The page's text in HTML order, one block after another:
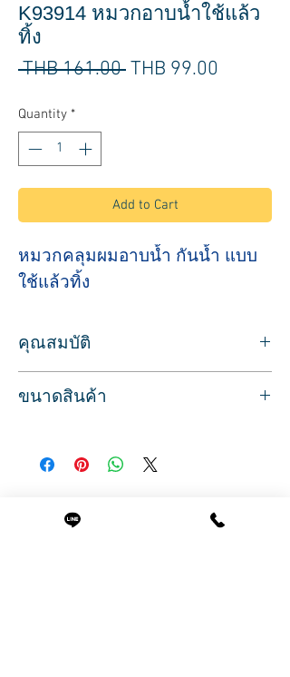
K93914 หมวกอาบน้ำใช้แล้ว
ทิ้ง
THB 161.00 Regular
THB 99.00
Quantity *
Add to Cart
หมวกคลุมผมอาบน้ำ กันน้ำ แบบ
ใช้แล้วทิ้ง
คุณสมบัติ
หมวกยางยืด เหมาะสำหรับปกป้องเส้นผม
หลากหลาย สำหรับใช้ในบ้าน โรงแรม และ
มีความยืดหยุ่นถึง 37 ซม.
ขนาดสินค้า
น้ำหนัก 0.221 กรัม/แพค
Related Products